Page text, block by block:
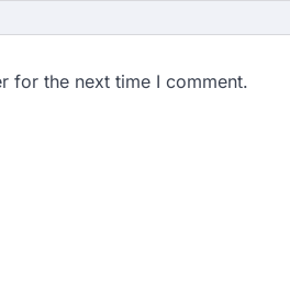
for the next time I comment.